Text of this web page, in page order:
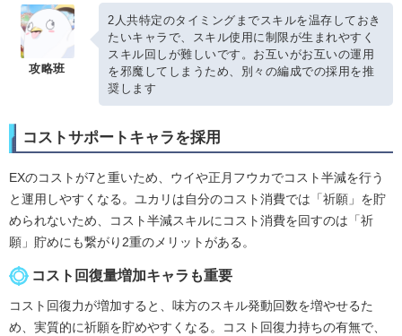
攻略班
2人共特定のタイミングまでスキルを温存しておき
たいキャラで、スキル使用に制限が生まれやすく
スキル回しが難しいです。お互いがお互いの運用
を邪魔してしまうため、別々の編成での採用を推
奨します
コストサポートキャラを採用
EXのコストが7と重いため、ウイや正月フウカでコスト半減を行う
と運用しやすくなる。ユカリは自分のコスト消費では「祈願」を貯
められないため、コスト半減スキルにコスト消費を回すのは「祈
願」貯めにも繋がり2重のメリットがある。
コスト回復量増加キャラも重要
コスト回復力が増加すると、味方のスキル発動回数を増やせるた
め、実質的に祈願を貯めやすくなる。コスト回復力持ちの有無で、